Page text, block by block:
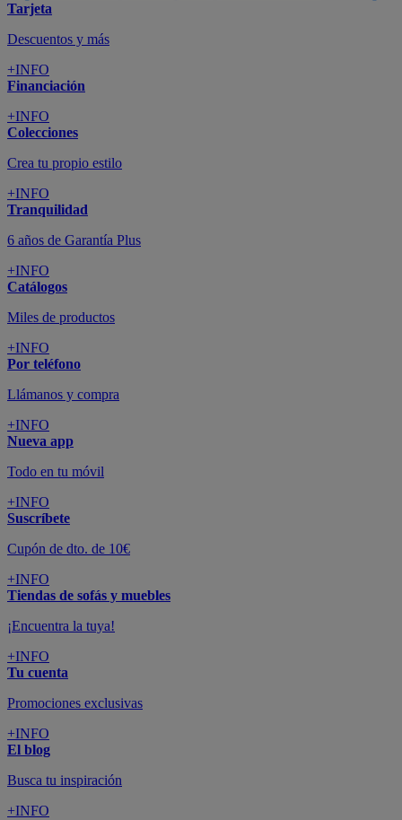
Tarjeta
Descuentos y más
+INFO
Financiación
+INFO
Colecciones
Crea tu propio estilo
+INFO
Tranquilidad
6 años de Garantía Plus
+INFO
Catálogos
Miles de productos
+INFO
Por teléfono
Llámanos y compra
+INFO
Nueva app
Todo en tu móvil
+INFO
Suscríbete
Cupón de dto. de 10€
+INFO
Tiendas de sofás y muebles
¡Encuentra la tuya!
+INFO
Tu cuenta
Promociones exclusivas
+INFO
El blog
Busca tu inspiración
+INFO